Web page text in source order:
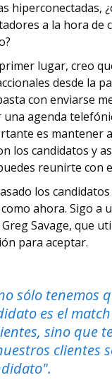
hiperconectadas,
a la hora de
lugar, creo
desde la
con enviarse
agenda
es mantener
los candidatos y
reunirte con
los
ahora. Sigo a
Savage, que
para aceptar.
sólo tenemos
es el
sino que
clientes